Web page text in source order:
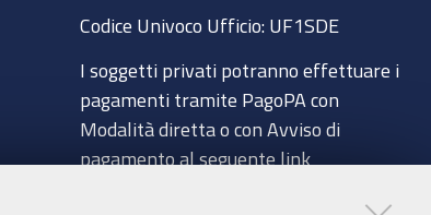
o
e
Codice Univoco Ufficio: UF1SDE
I soggetti privati potranno effettuare i
pagamenti tramite PagoPA con
Modalità diretta o con Avviso di
pagamento al seguente link